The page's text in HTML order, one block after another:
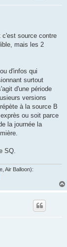
c'est source contre
mais les 2
d'infos qui
surtout
d'une période
versions
à la source B
ou soit parce
la journée la
SQ.
Air Balloon):